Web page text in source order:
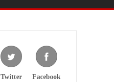
Facebook
Twitter